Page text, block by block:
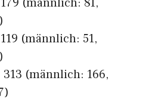
(männlich: 51,
313 (männlich: 166,